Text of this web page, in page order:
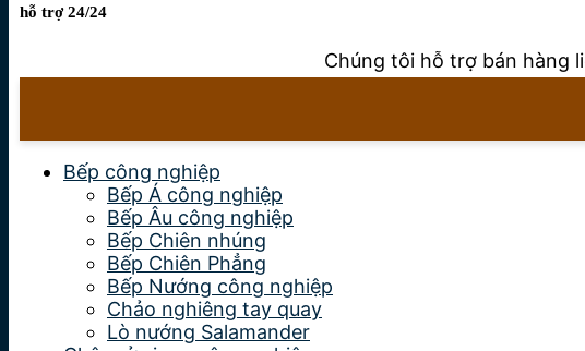
hỗ trợ 24/24
Chúng tôi hỗ trợ bán hàng
Bếp công nghiệp
Bếp Á công nghiệp
Bếp Âu công nghiệp
Bếp Chiên nhúng
Bếp Chiên Phẳng
Bếp Nướng công nghiệp
Chảo nghiêng tay quay
Lò nướng Salamander